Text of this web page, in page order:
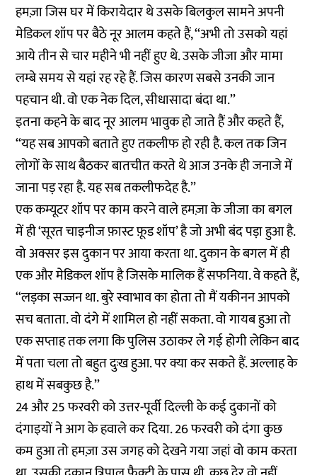
हमज़ा जिस घर में किरायेदार थे उसके बिलकुल सामने अपनी
मेडिकल शॉप पर बैठे नूर आलम कहते हैं, ‘‘अभी तो उसको यहां
आये तीन से चार महीने भी नहीं हुए थे. उसके जीजा और मामा
लम्बे समय से यहां रह रहे हैं. जिस कारण सबसे उनकी जान
पहचान थी. वो एक नेक दिल, सीधासादा बंदा था.’’
इतना कहने के बाद नूर आलम भावुक हो जाते हैं और कहते हैं,
‘‘यह सब आपको बताते हुए तकलीफ हो रही है. कल तक जिन
लोगों के साथ बैठकर बातचीत करते थे आज उनके ही जनाजे में
जाना पड़ रहा है. यह सब तकलीफदेह है.’’
एक कम्यूटर शॉप पर काम करने वाले हमज़ा के जीजा का बगल
में ही ‘सूरत चाइनीज फ़ास्ट फ़ूड शॉप’ है जो अभी बंद पड़ा हुआ है.
वो अक्सर इस दुकान पर आया करता था. दुकान के बगल में ही
एक और मेडिकल शॉप है जिसके मालिक हैं सफनिया. वे कहते हैं,
‘‘लड़का सज्जन था. बुरे स्वाभाव का होता तो मैं यकीनन आपको
सच बताता. वो दंगे में शामिल हो नहीं सकता. वो गायब हुआ तो
एक सप्ताह तक लगा कि पुलिस उठाकर ले गई होगी लेकिन बाद
में पता चला तो बहुत दुःख हुआ. पर क्या कर सकते हैं. अल्लाह के
हाथ में सबकुछ है.’’
24 और 25 फरवरी को उत्तर-पूर्वी दिल्ली के कई दुकानों को
दंगाइयों ने आग के हवाले कर दिया. 26 फरवरी को दंगा कुछ
कम हुआ तो हमज़ा उस जगह को देखने गया जहां वो काम करता